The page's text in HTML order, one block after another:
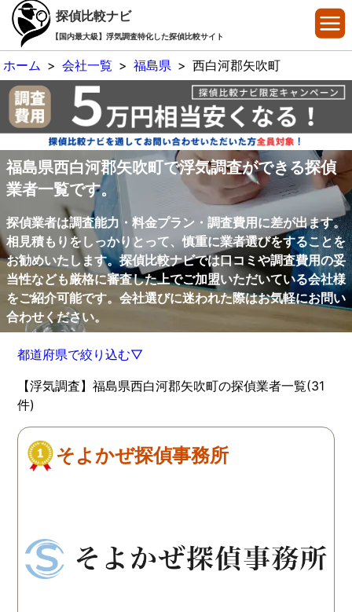
探偵比較ナビ
【国内最大級】浮気調査特化した探偵比較サイト
ホーム > 会社一覧 > 福島県 > 西白河郡矢吹町
福島県西白河郡矢吹町で浮気調査ができる探偵
業者一覧です。
探偵業者は調査能力・料金プラン・調査費用に差が出ます。
相見積もりをしっかりとって、慎重に業者選びをすることを
お勧めいたします。探偵比較ナビでは口コミや調査費用の妥
当性なども厳格に審査した上でご加盟いただいている会社様
をご紹介可能です。会社選びに迷われた際はお気軽にお問い
合わせください。
都道府県で絞り込む▽
【浮気調査】福島県西白河郡矢吹町の探偵業者一覧(31
件)
そよかぜ探偵事務所